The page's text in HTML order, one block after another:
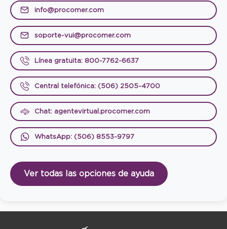
info@procomer.com
soporte-vui@procomer.com
Línea gratuita: 800-7762-6637
Central telefónica: (506) 2505-4700
Chat: agentevirtual.procomer.com
WhatsApp: (506) 8553-9797
Ver todas las opciones de ayuda